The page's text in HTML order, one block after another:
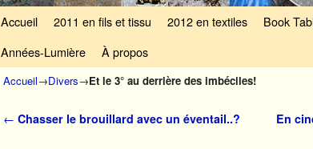
Accueil 2011 en fils et tissu 2012 en textiles Book
Années-Lumière
À propos
Accueil→Divers→Et le 3° au derrière des imbéciles!
Navigation des articles
← Chasser le brouillard avec un éventail..?
En